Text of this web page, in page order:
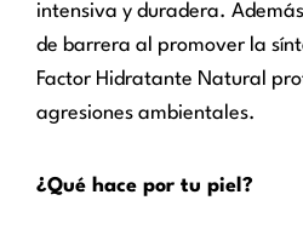
intensiva y duradera.
de barrera al promover la
Factor Hidratante Natural
agresiones ambientales.
¿Qué hace por tu piel?